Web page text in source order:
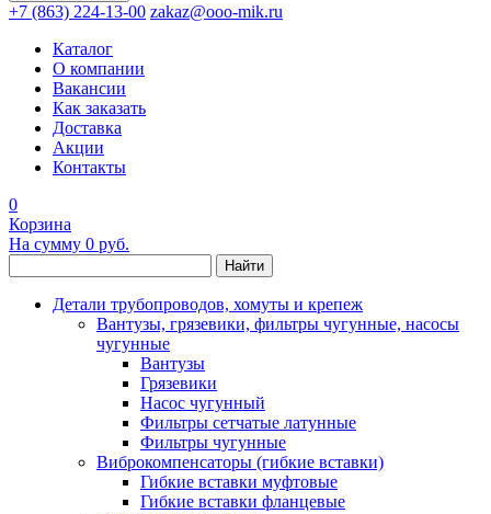
+7 (863) 224-13-00 zakaz@ooo-mik.ru
Каталог
О компании
Вакансии
Как заказать
Доставка
Акции
Контакты
0
Корзина
На сумму 0 руб.
Найти
Детали трубопроводов, хомуты и крепеж
Вантузы, грязевики, фильтры чугунные, насосы
чугунные
Вантузы
Грязевики
Насос чугунный
Фильтры сетчатые латунные
Фильтры чугунные
Виброкомпенсаторы (гибкие вставки)
Гибкие вставки муфтовые
Гибкие вставки фланцевые